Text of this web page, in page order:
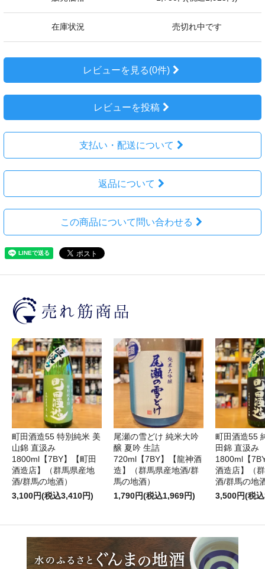
在庫状況 売切れ中です
レビューを見る(0件)
レビューを投稿
支払い・配送について
返品について
この商品について問い合わせる
町田酒造55 特別純米 美
山錦 直汲み
1800ml【7BY】【町田
酒造店】（群馬県産地
酒/群馬の地酒）
3,100円(税込3,410円)
尾瀬の雪どけ 純米大吟
醸 夏吟 生詰
720ml【7BY】【龍神酒
造】（群馬県産地酒/群
馬の地酒）
1,790円(税込1,969円)
町田酒造55
田錦 直汲み
1800ml【
酒造店】（
酒/群馬の地
3,500円(税